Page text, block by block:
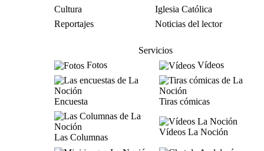
Cultura
Iglesia Católica
Reportajes
Noticias del lector
Servicios
Fotos
Vídeos
Encuesta Tiras cómicas
Las Columnas
Vídeos La Noción